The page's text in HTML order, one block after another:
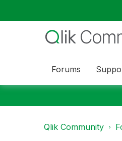
Forums
Qlik Community